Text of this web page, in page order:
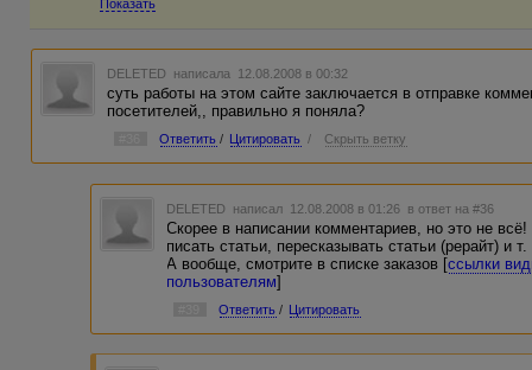
Показать
DELETED написала 12.08.2008 в 00:32
суть работы на этом сайте заключается в отправке
посетителей,, правильно я поняла?
Ответить / Цитировать / Скрыть ветку
DELETED написал 12.08.2008 в 01:26 в ответ на #36
Скорее в написании комментариев, но это не
писать статьи, пересказывать статьи (рерайт) и
А вообще, смотрите в списке заказов [ссылки
пользователям]
Ответить / Цитировать